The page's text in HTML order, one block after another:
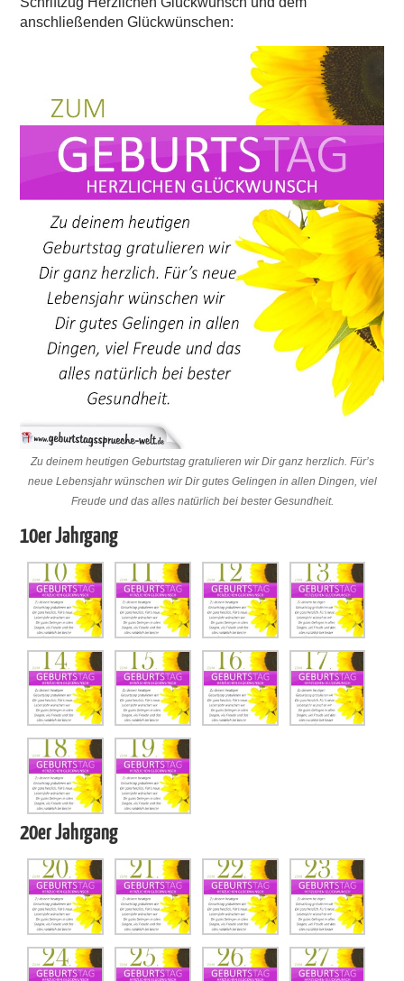
anschließenden Glückwünschen:
Zu deinem heutigen Geburtstag gratulieren wir Dir ganz herzlich. Für’s
neue Lebensjahr wünschen wir Dir gutes Gelingen in allen Dingen, viel
Freude und das alles natürlich bei bester Gesundheit.
10er Jahrgang
20er Jahrgang